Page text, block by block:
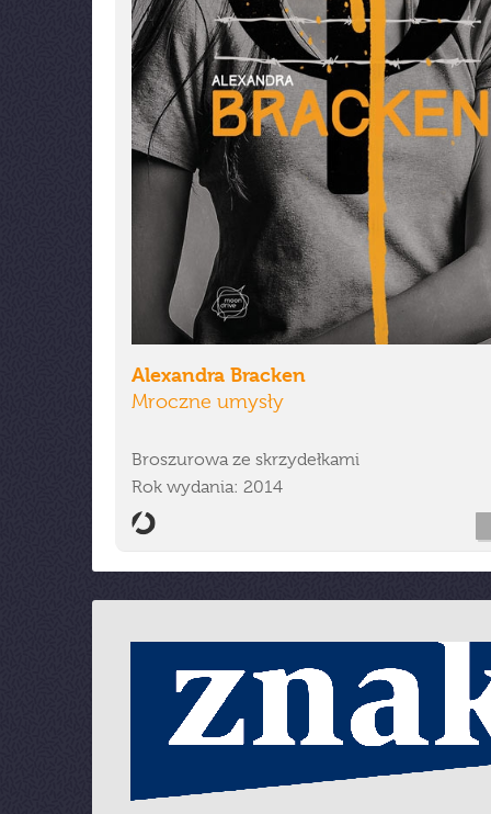
Alexandra Bracken
Mroczne umysły
Broszurowa ze skrzydełkami
Rok wydania: 2014